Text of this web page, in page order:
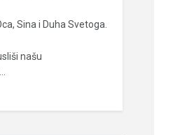
Sina i Duha Svetoga.
našu